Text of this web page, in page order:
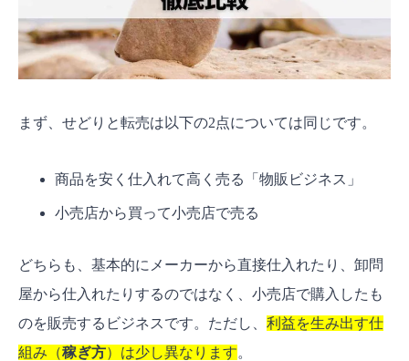
結局どっちがおすすめ？目的別の選び方
副業で堅実に稼ぎたい初心者なら「せどり」
がおすすめ！
視野に！
よくある質問【FAQ】
どのくらいの初期費用が必要ですか？
利益が出たら確定申告は必要ですか？
た物販ビジネスを始めよう！
まず、せどりと転売は以下の2点については同じです。
商品を安く仕入れて高く売る「物販ビジネス」
小売店から買って小売店で売る
どちらも、基本的にメーカーから直接仕入れたり、卸問
屋から仕入れたりするのではなく、小売店で購入したも
のを販売するビジネスです。ただし、 利益を生み出す仕
組み（稼ぎ方）は少し異なります。